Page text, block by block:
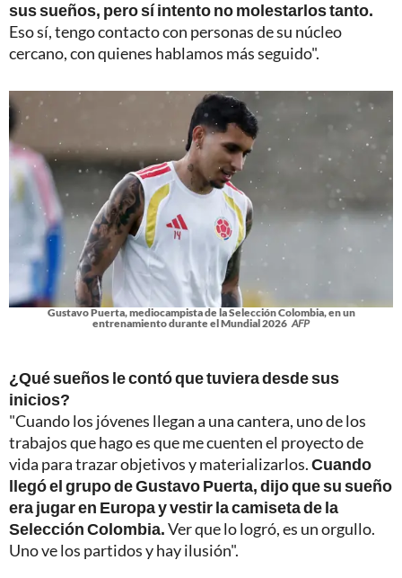
sus sueños, pero sí intento no molestarlos tanto.
Eso sí, tengo contacto con personas de su núcleo
cercano, con quienes hablamos más seguido".
Gustavo Puerta, mediocampista de la Selección Colombia, en un
entrenamiento durante el Mundial 2026 AFP
¿Qué sueños le contó que tuviera desde sus
inicios?
"Cuando los jóvenes llegan a una cantera, uno de los
trabajos que hago es que me cuenten el proyecto de
vida para trazar objetivos y materializarlos.Cuando
llegó el grupo de Gustavo Puerta, dijo que su sueño
era jugar en Europa y vestir la camiseta de la
Selección Colombia.Ver que lo logró, es un orgullo.
Uno ve los partidos y hay ilusión".